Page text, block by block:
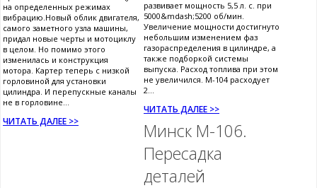
на определенных режимах
вибрацию.Новый облик двигателя,
самого заметного узла машины,
придал новые черты и мотоциклу
в целом. Но помимо этого
изменилась и конструкция
мотора. Картер теперь с низкой
горловиной для установки
цилиндра. И перепускные каналы
не в горловине...
ЧИТАТЬ ДАЛЕЕ >>
развивает мощность 5,5 л. с. при
5000&mdash;5200 об/мин.
Увеличение мощности достигнуто
небольшим изменением фаз
газораспределения в цилиндре, а
также подборкой системы
выпуска. Расход топлива при этом
не увеличился. М-104 расходует
2...
ЧИТАТЬ ДАЛЕЕ >>
Минск М-106.
Пересадка
деталей